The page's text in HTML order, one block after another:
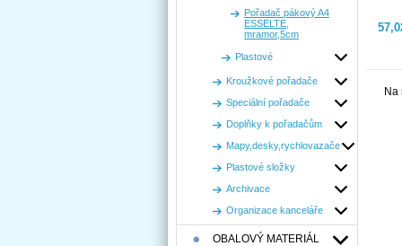
Pořadač pákový A4
ESSELTE,
mramor,5cm
Plastové
Kroužkové pořadače
Speciální pořadače
Doplňky k pořadačům
Mapy,desky,rychlovazače
Plastové složky
Archivace
Organizace kanceláře
OBALOVÝ MATERIÁL
drží
Na